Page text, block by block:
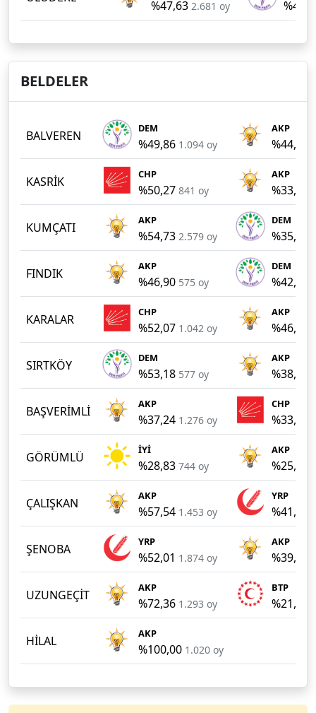
%47,63 2.681 oy
BELDELER
BALVEREN DEM
%49,86 1.094 oy
AKP
%44,39
KASRİK CHP
%50,27 841 oy
AKP
%33,35
KUMÇATI AKP
%54,73 2.579 oy
DEM
%35,84
FINDIK AKP
%46,90 575 oy
DEM
%42,90
KARALAR CHP
%52,07 1.042 oy
AKP
%46,08
SIRTKÖY DEM
%53,18 577 oy
AKP
%38,16
BAŞVERİMLİ AKP
%37,24 1.276 oy
CHP
%33,25
GÖRÜMLÜ İYİ
%28,83 744 oy
AKP
%25,88
ÇALIŞKAN AKP
%57,54 1.453 oy
YRP
%41,70
ŞENOBA YRP
%52,01 1.874 oy
AKP
%39,66
UZUNGEÇİT AKP
%72,36 1.293 oy
BTP
%21,38
HİLAL AKP
%100,00 1.020 oy